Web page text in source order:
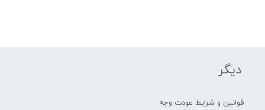
دیگر
قوانین و شرایط عودت وجه